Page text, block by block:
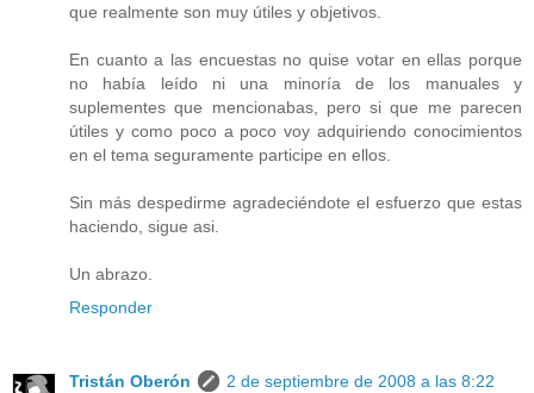
que realmente son muy útiles y objetivos.
En cuanto a las encuestas no quise votar en ellas porque
no había leído ni una minoría de los manuales y
suplementes que mencionabas, pero si que me parecen
útiles y como poco a poco voy adquiriendo conocimientos
en el tema seguramente participe en ellos.
Sin más despedirme agradeciéndote el esfuerzo que estas
haciendo, sigue asi.
Un abrazo.
Responder
Tristán Oberón
2 de septiembre de 2008 a las 8:22